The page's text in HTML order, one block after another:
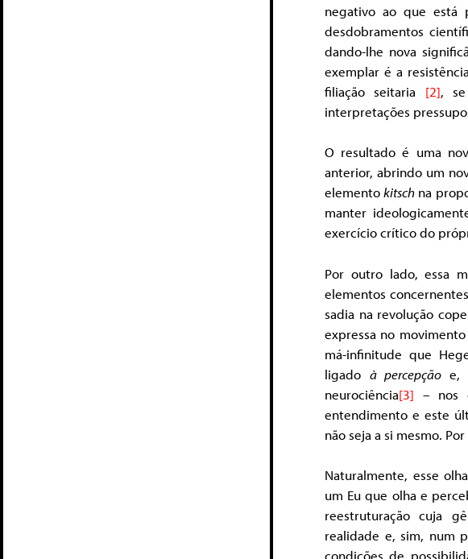
negativo ao que está
desdobramentos
dando-lhe nova
exemplar é a
filiação seitaria [2], se
interpretações
O resultado é uma
anterior, abrindo um
elementokitsch na
manter
exercício crítico do
Por outro lado, essa
elementos
sadia na revolução
expressa no
má-infinitude que
ligado à percepçãoe,
neurociência[3] – nos
entendimento e este
não seja a si mesmo.
Naturalmente, esse
um Eu que olha e
reestruturação cuja
realidade e, sim, num
condições de